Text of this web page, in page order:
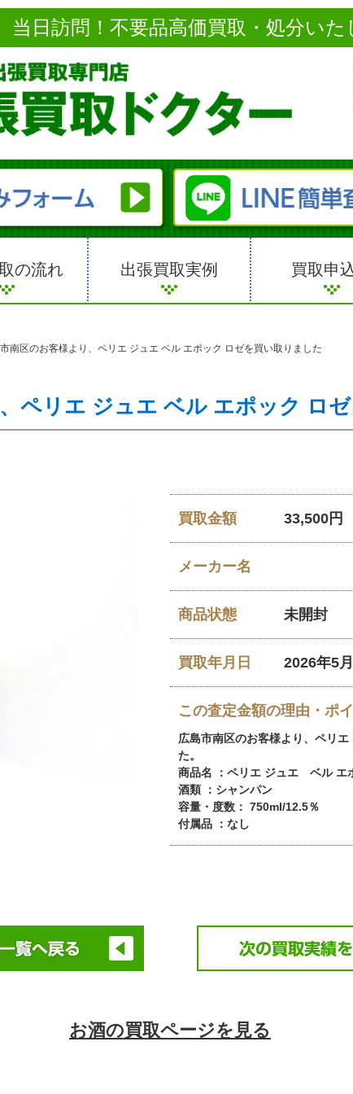
当日訪問！不要品高価買取・処分いた
の流れ 出張買取実例 買取申
南区のお客様より、ペリエ ジュエ ベル エポック ロゼを買い取りました
ペリエ ジュエ ベル エポック ロ
買取金額 33,500円
メーカー名
商品状態 未開封
買取年月日 2026年5
この査定金額の理由・ポ
広島市南区のお客様より、ペリ
た。
商品名 ：ペリエ ジュエ ベル エ
酒類 ：シャンパン
容量・度数： 750ml/12.5％
付属品 ：なし
お酒の買取ページを見る